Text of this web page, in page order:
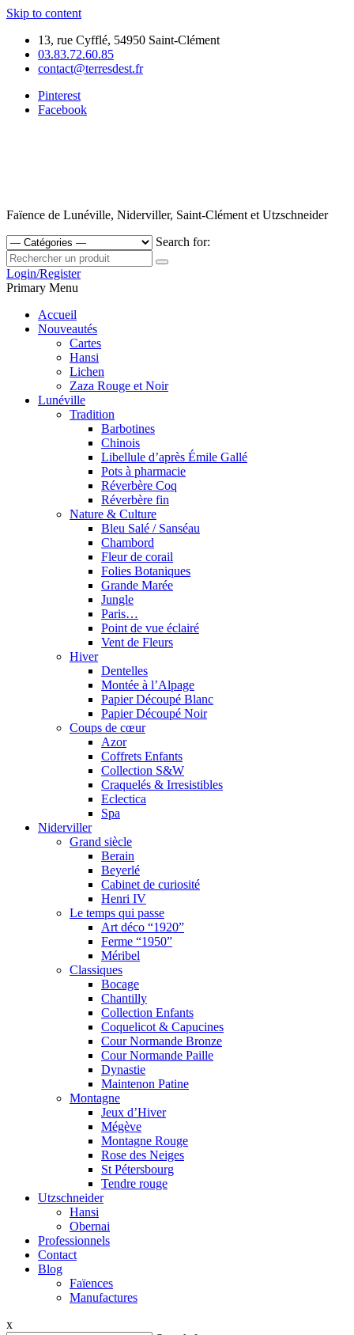
Skip to content
13, rue Cyfflé, 54950 Saint-Clément
03.83.72.60.85
contact@terresdest.fr
Pinterest
Facebook
Faïence de Lunéville, Niderviller, Saint-Clément et Utzschneider
Search for:
Login/Register
Primary Menu
Accueil
Nouveautés
Cartes
Hansi
Lichen
Zaza Rouge et Noir
Lunéville
Tradition
Barbotines
Chinois
Libellule d’après Émile Gallé
Pots à pharmacie
Réverbère Coq
Réverbère fin
Nature & Culture
Bleu Salé / Sanséau
Chambord
Fleur de corail
Folies Botaniques
Grande Marée
Jungle
Paris…
Point de vue éclairé
Vent de Fleurs
Hiver
Dentelles
Montée à l’Alpage
Papier Découpé Blanc
Papier Découpé Noir
Coups de cœur
Azor
Coffrets Enfants
Collection S&W
Craquelés & Irresistibles
Eclectica
Spa
Niderviller
Grand siècle
Berain
Beyerlé
Cabinet de curiosité
Henri IV
Le temps qui passe
Art déco “1920”
Ferme “1950”
Méribel
Classiques
Bocage
Chantilly
Collection Enfants
Coquelicot & Capucines
Cour Normande Bronze
Cour Normande Paille
Dynastie
Maintenon Patine
Montagne
Jeux d’Hiver
Mégève
Montagne Rouge
Rose des Neiges
St Pétersbourg
Tendre rouge
Utzschneider
Hansi
Obernai
Professionnels
Contact
Blog
Faïences
Manufactures
x